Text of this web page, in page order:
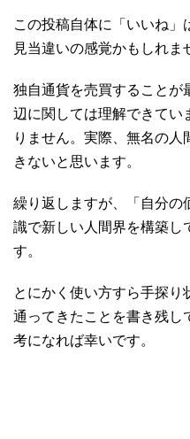
この投稿自体に「いいね」
見当違いの感覚かもしれま
独自通貨を売買することが
辺に関しては理解できてい
りません。実際、無名の
きないと思います。
繰り返しますが、「自分の
識で新しい人間界を構築し
す。
とにかく使い方すら手探り
通ってきたことを書き残し
考になれば幸いです。